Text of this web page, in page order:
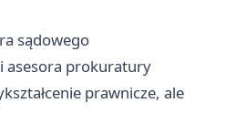
sądowego
prokuratury
prawnicze, ale